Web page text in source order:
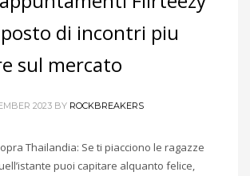
di incontri piu
sul mercato
2023 BY ROCKBREAKERS
Thailandia: Se ti piacciono le ragazze
puoi capitare alquanto felice,